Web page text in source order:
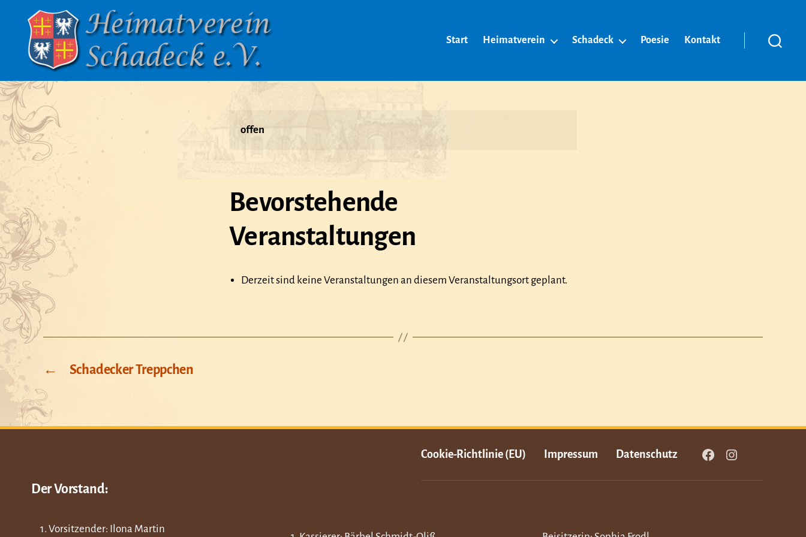
Schadeck
e.V.
Start Heimatverein Schadeck Poesie Kontakt
offen
Bevorstehende
Veranstaltungen
Derzeit sind keine Veranstaltungen an diesem Veranstaltungsort geplant.
← Schadecker Treppchen
Cookie-Richtlinie (EU) Impressum Datenschutz
FacebookInstagram
Der Vorstand:
1. Vorsitzender: Ilona Martin